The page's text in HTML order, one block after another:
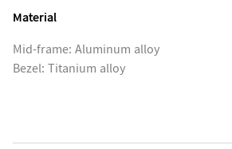
Material
Mid-frame: Aluminum alloy
Bezel: Titanium alloy